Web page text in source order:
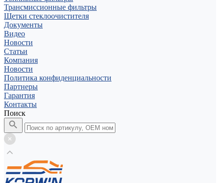
Трансмиссионные фильтры
Щетки стеклоочистителя
Документы
Видео
Новости
Статьи
Компания
Новости
Политика конфиденциальности
Партнеры
Гарантия
Контакты
Поиск